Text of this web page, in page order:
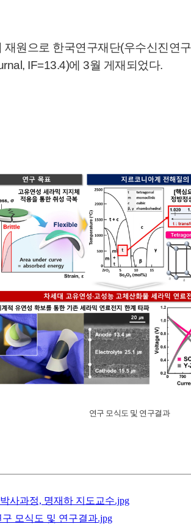
원으로 한국연구재단(우수신진연
IF=13.4)에 3월 게재되었다.
연구 모식도 및 연구결과
사과정, 명재하 지도교수.jpg
모식도 및 연구결과.jpg